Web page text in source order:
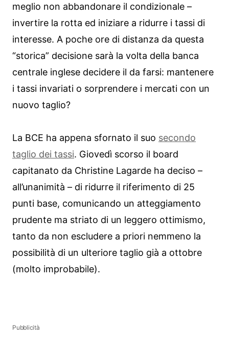
meglio non abbandonare il condizionale –
invertire la rotta ed iniziare a ridurre i tassi di
interesse. A poche ore di distanza da questa
“storica” decisione sarà la volta della banca
centrale inglese decidere il da farsi: mantenere
i tassi invariati o sorprendere i mercati con un
nuovo taglio?
La BCE ha appena sfornato il suo secondo
taglio dei tassi. Giovedì scorso il board
capitanato da Christine Lagarde ha deciso –
all’unanimità – di ridurre il riferimento di 25
punti base, comunicando un atteggiamento
prudente ma striato di un leggero ottimismo,
tanto da non escludere a priori nemmeno la
possibilità di un ulteriore taglio già a ottobre
(molto improbabile).
Pubblicità